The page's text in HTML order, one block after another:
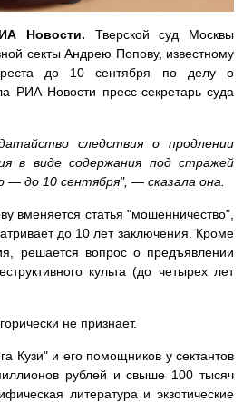
Новости. Тверской суд Москвы
секты Андрею Попову, известному
до 10 сентября по делу о
РИА Новости пресс-секретарь суда
следствия о продлении
в виде содержания под стражей
— до 10 сентября", — сказала она.
вменяется статья "мошенничество",
до 10 лет заключения. Кроме
решается вопрос о предъявлении
культа (до четырех лет
не признает.
Кузи" и его помощников у сектантов
рублей и свыше 100 тысяч
литература и экзотические